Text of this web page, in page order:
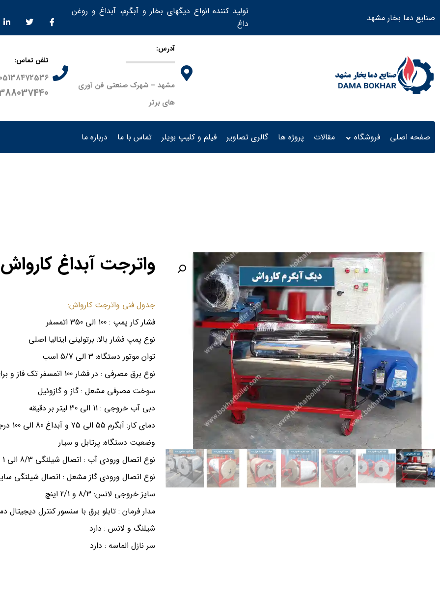
صنایع دما بخار مشهد
تولید کننده انواع دیگهای بخار و آبگرم، آبداغ و روغن
داغ ​
آدرس:
مشهد – شهرک صنعتی فن آوری
های برتر
تلفن تماس:
صفحه اصلی فروشگاه مقالات پروژه ها گالری تصاویر فیلم و کلیپ بویلر تماس با ما درباره ما
واترجت آبداغ کارواش
جدول فنی واترجت کارواش:
فشار کار پمپ : 100 الی 350 اتمسفر
نوع پمپ فشار بالا: برتولینی ایتالیا اصلی
توان موتور دستگاه: 3 الی 5/7 اسب
نوع برق مصرفی : در فشار 100 اتمسفر تک فاز و برای فشارهای بالاتر سه فاز
سوخت مصرفی مشعل : گاز و گازوئیل
دبی آب خروجی : 11 الی 30 لیتر بر دقیقه
دمای کار: آبگرم 55 الی 75 و آبداغ 80 الی 100 درجه سانتی گراد
وضعیت دستگاه: پرتابل و سیار
نوع اتصال ورودی آب : اتصال شیلنگی 8/3 الی 1 اینچ
نوع اتصال ورودی گاز مشعل : اتصال شیلنگی سایز 4/3 الی 1
سایز خروجی لانس: 8/3 و 2/1 اینچ
مدار فرمان : تابلو برق با سنسور کنترل دیجیتال
شیلنگ و لانس : دارد
سر نازل الماسه : دارد